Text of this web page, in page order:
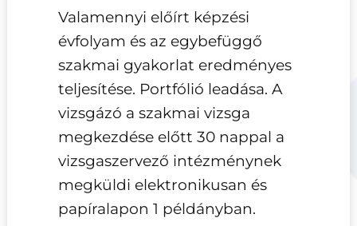
Valamennyi előírt képzési
évfolyam és az egybefüggő
szakmai gyakorlat eredményes
teljesítése. Portfólió leadása. A
vizsgázó a szakmai vizsga
megkezdése előtt 30 nappal a
vizsgaszervező intézménynek
megküldi elektronikusan és
papíralapon 1 példányban.